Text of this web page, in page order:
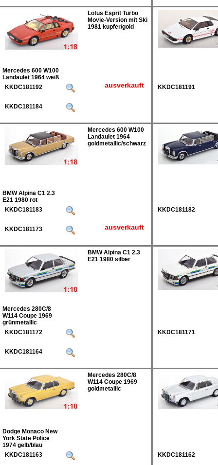
Lotus Esprit Turbo
Movie-Version mit Ski
1981 kupfer/gold
Mercedes 600 W100
Landaulet 1964 weiß
KKDC181192
ausverkauft KKDC181191
KKDC181184
Mercedes 600 W100
Landaulet 1964
goldmetallic/schwarz
BMW Alpina C1 2.3
E21 1980 rot
KKDC181183
KKDC181182
KKDC181173 ausverkauft
BMW Alpina C1 2.3
E21 1980 silber
Mercedes 280C/8
W114 Coupe 1969
grünmetallic
KKDC181172
KKDC181171
KKDC181164
Mercedes 280C/8
W114 Coupe 1969
goldmetallic
Dodge Monaco New
York State Police
1974 gelb/blau
KKDC181163
KKDC181162